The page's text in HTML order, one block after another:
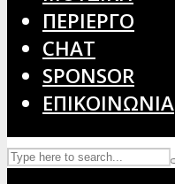
ΠΕΡΙΕΡΓΟ
CHAT
SPONSOR
ΕΠΙΚΟΙΝΩΝΙΑ